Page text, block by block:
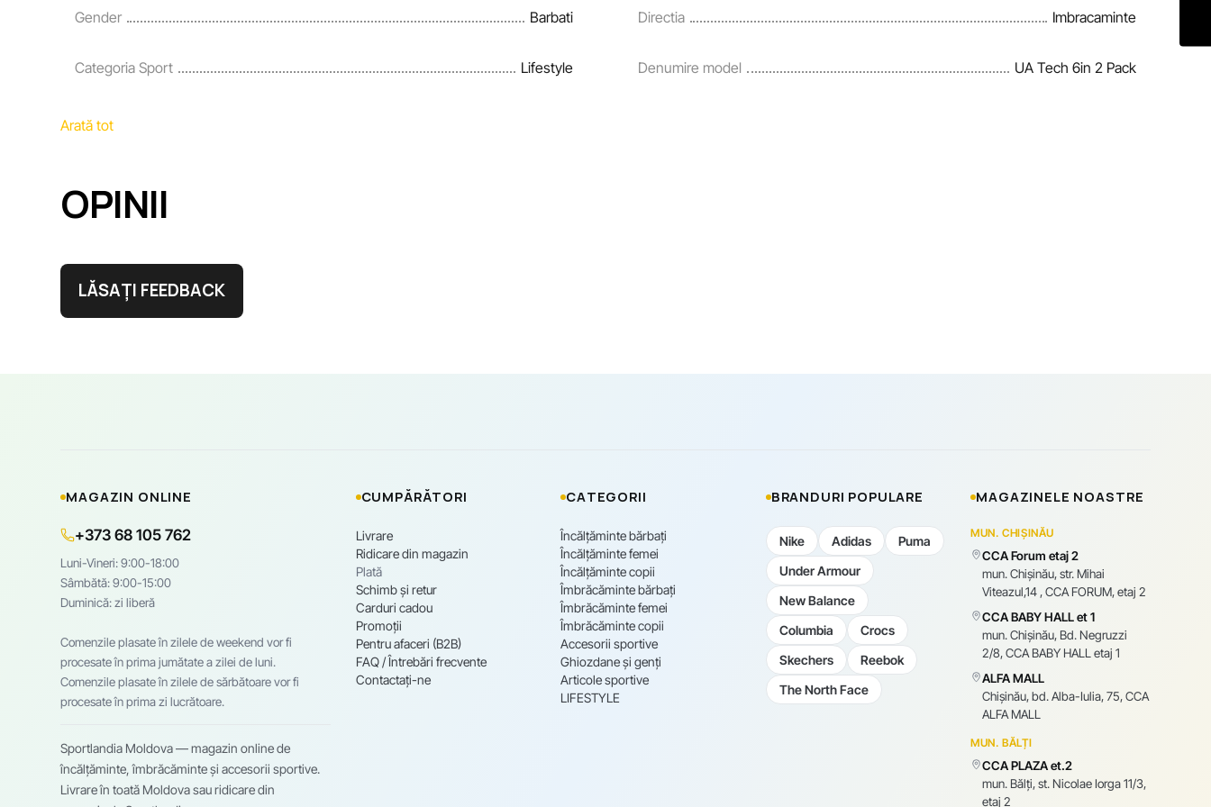
Gender Barbati Directia Imbracaminte
Categoria Sport Lifestyle Denumire model UA Tech 6in 2 Pack
Arată tot
OPINII
LĂSAȚI FEEDBACK
MAGAZIN ONLINE
+373 68 105 762
Luni-Vineri: 9:00-18:00
Sâmbătă: 9:00-15:00
Duminică: zi liberă
Comenzile plasate în zilele de weekend vor fi
procesate în prima jumătate a zilei de luni.
Comenzile plasate în zilele de sărbătoare vor fi
procesate în prima zi lucrătoare.
Sportlandia Moldova — magazin online de
încălțăminte, îmbrăcăminte și accesorii sportive.
Livrare în toată Moldova sau ridicare din
CUMPĂRĂTORI
Livrare
Ridicare din magazin
Plată
Schimb și retur
Carduri cadou
Promoții
Pentru afaceri (B2B)
FAQ / Întrebări frecvente
Contactați-ne
CATEGORII
Încălțăminte bărbați
Încălțăminte femei
Încălțăminte copii
Îmbrăcăminte bărbați
Îmbrăcăminte femei
Îmbrăcăminte copii
Accesorii sportive
Ghiozdane și genți
Articole sportive
LIFESTYLE
BRANDURI POPULARE
Nike Adidas
Puma
Under Armour
New Balance
Columbia
Crocs
Skechers
Reebok
The North Face
MAGAZINELE NOASTRE
MUN. CHIȘINĂU
CCA Forum etaj 2
mun. Chişinău, str. Mihai
Viteazul,14 , CCA FORUM, etaj 2
CCA BABY HALL et 1
mun. Chişinău, Bd. Negruzzi
2/8, CCA BABY HALL etaj 1
ALFA MALL
Chișinău, bd. Alba-Iulia, 75, CCA
ALFA MALL
MUN. BĂLȚI
CCA PLAZA et.2
mun. Bălți, st. Nicolae Iorga 11/3,
etaj 2